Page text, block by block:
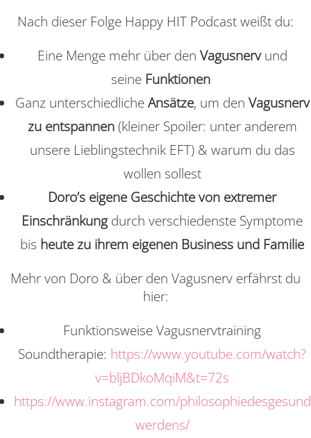
Nach dieser Folge Happy HIT Podcast weißt du:
Eine Menge mehr über den Vagusnerv und
seine Funktionen
Ganz unterschiedliche Ansätze, um den Vagusnerv
zu entspannen (kleiner Spoiler: unter anderem
unsere Lieblingstechnik EFT) & warum du das
wollen sollest
Doro’s eigene Geschichte von extremer
Einschränkung durch verschiedenste Symptome
bis heute zu ihrem eigenen Business und Familie
Mehr von Doro & über den Vagusnerv erfährst du
hier:
Funktionsweise Vagusnervtraining
Soundtherapie: https://www.youtube.com/watch?
v=bljBDkoMqiM&t=72s
https://www.instagram.com/philosophiedesgesund
werdens/